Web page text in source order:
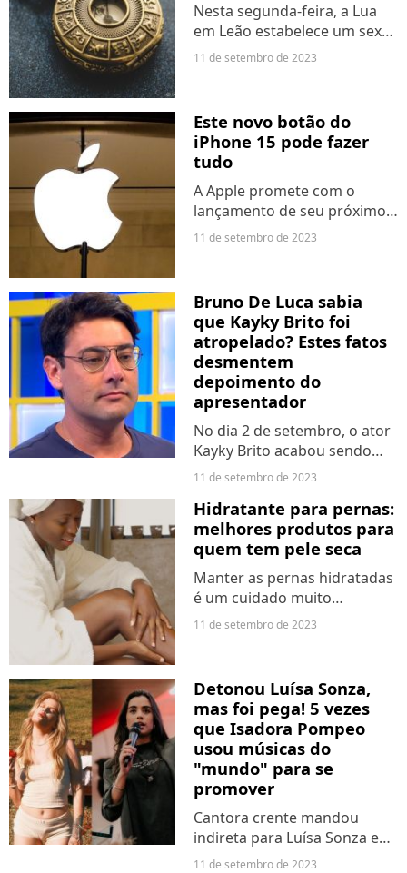
Nesta segunda-feira, a Lua
em Leão estabelece um sextil
com Marte, proporcionando
para lidar com
relacionamentos e resolver...
11 de setembro de 2023
Este novo botão do
iPhone 15 pode fazer
tudo
A Apple promete com o
lançamento de seu próximo
iPhone e já sabemos algumas
utilização personalizada
similar aos Apple Watch...
11 de setembro de 2023
Bruno De Luca sabia
que Kayky Brito foi
atropelado? Estes fatos
desmentem
depoimento do
apresentador
No dia 2 de setembro, o ator
Kayky Brito acabou sendo
atropelado enquanto
Barra da Tijuca, no Rio de
Janeiro. O assunto repercutiu
por vários motivos e um
deles...
11 de setembro de 2023
Hidratante para pernas:
melhores produtos para
quem tem pele seca
Manter as pernas hidratadas
é um cuidado muito
importante na rotina de
pessoas. Saiba quais são os
melhores cremes para
pernas...
11 de setembro de 2023
Detonou Luísa Sonza,
mas foi pega! 5 vezes
que Isadora Pompeo
usou músicas do
"mundo" para se
promover
Cantora crente mandou
indireta para Luísa Sonza e
criticou cristão que escutam
11 de setembro de 2023